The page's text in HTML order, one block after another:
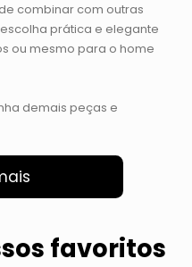
combinar com outras
prática e elegante
ou mesmo para o home
demais peças e
favoritos